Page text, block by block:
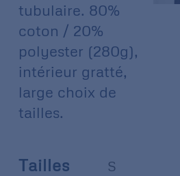
tubulaire. 80%
coton / 20%
polyester (280g),
intérieur gratté,
large choix de
tailles.
Tailles S